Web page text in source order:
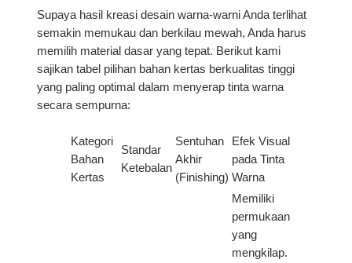
Supaya hasil kreasi desain warna-warni Anda terlihat
semakin memukau dan berkilau mewah, Anda harus
memilih material dasar yang tepat. Berikut kami
sajikan tabel pilihan bahan kertas berkualitas tinggi
yang paling optimal dalam menyerap tinta warna
secara sempurna:
Kategori
Bahan
Kertas
Standar
Ketebalan
Sentuhan
Akhir
(Finishing)
Efek Visual
pada Tinta
Warna
Memiliki
permukaan
yang
mengkilap.